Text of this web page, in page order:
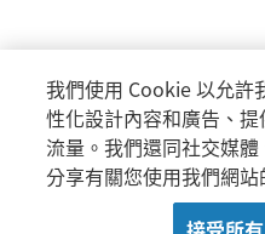
立即購買
我們使用 Cookie 以允許
性化設計內容和廣告、
流量。我們還同社交媒
分享有關您使用我們網站